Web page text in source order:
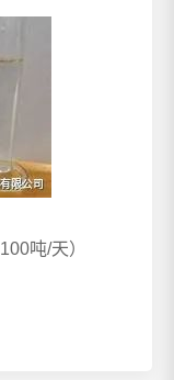
100吨/天）